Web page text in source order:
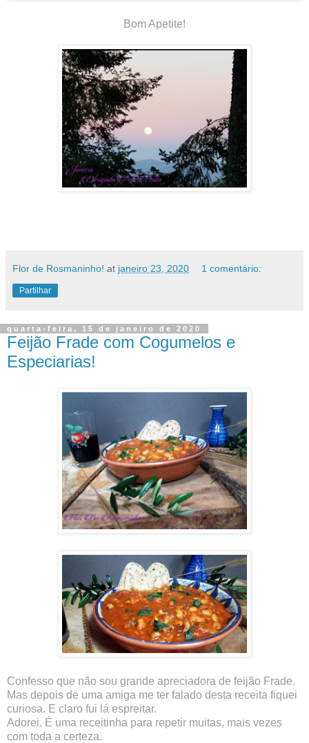
Bom Apetite!
Flor de Rosmaninho! at janeiro 23, 2020 1 comentário:
Partilhar
quarta-feira, 15 de janeiro de 2020
Feijão Frade com Cogumelos e
Especiarias!
Confesso que não sou grande apreciadora de feijão Frade.
Mas depois de uma amiga me ter falado desta receita fiquei
curiosa. E claro fui lá espreitar.
Adorei. É uma receitinha para repetir muitas, mais vezes
com toda a certeza.